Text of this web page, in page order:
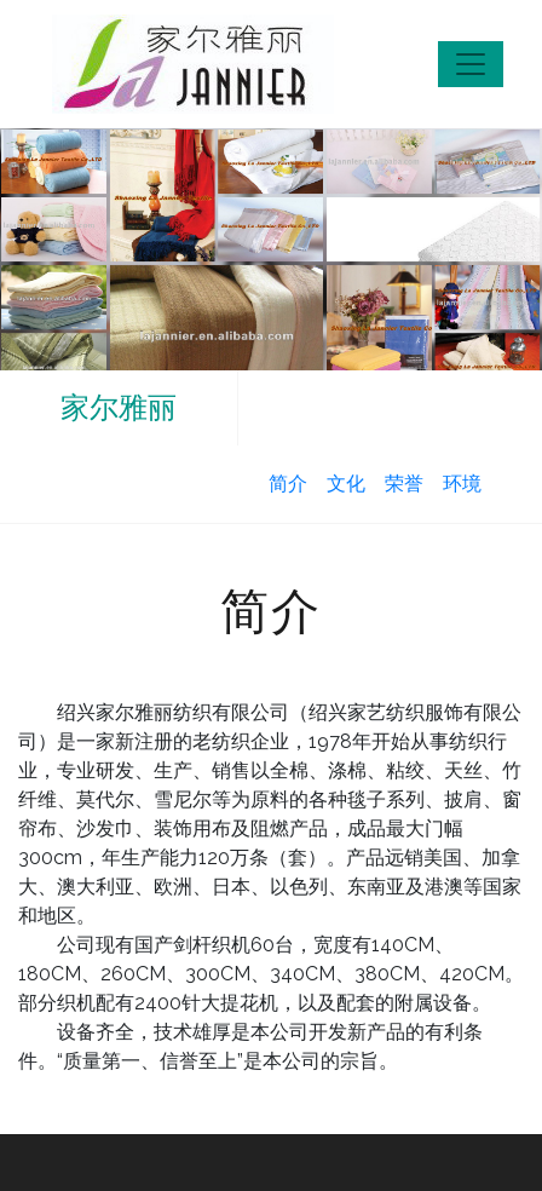
家尔雅丽
简介 文化 荣誉 环境
简介
绍兴家尔雅丽纺织有限公司（绍兴家艺纺织服饰有限公
司）是一家新注册的老纺织企业，1978年开始从事纺织行
业，专业研发、生产、销售以全棉、涤棉、粘绞、天丝、竹
纤维、莫代尔、雪尼尔等为原料的各种毯子系列、披肩、窗
帘布、沙发巾、装饰用布及阻燃产品，成品最大门幅
300cm，年生产能力120万条（套）。产品远销美国、加拿
大、澳大利亚、欧洲、日本、以色列、东南亚及港澳等国家
和地区。
公司现有国产剑杆织机60台，宽度有140CM、
180CM、260CM、300CM、340CM、380CM、420CM。
部分织机配有2400针大提花机，以及配套的附属设备。
设备齐全，技术雄厚是本公司开发新产品的有利条
件。“质量第一、信誉至上”是本公司的宗旨。